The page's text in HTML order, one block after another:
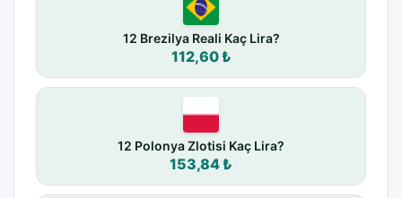
12 Brezilya Reali Kaç Lira?
112,60 ₺
12 Polonya Zlotisi Kaç Lira?
153,84 ₺